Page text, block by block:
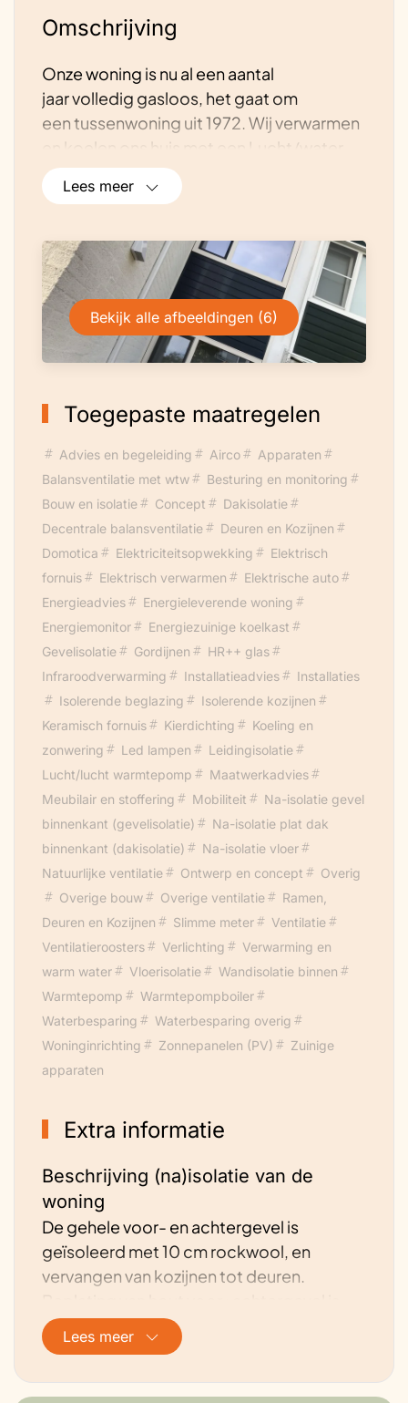
Omschrijving
Onze woning is nu al een aantal
jaar volledig gasloos, het gaat om
een tussenwoning uit 1972. Wij verwarmen
en koelen ons huis met een Lucht/water
warmtepomp zonder buffervat
en/ofvloerverwarming, het gaat gewoon
(hebben ook een Lucht/Lucht
warmtepomp) en rijden tevens 100%
elektrisch met een Skoda en een Tesla.
Zelf werk ik als (zelfstandig) allround
duurzame adviseur, gespecialiseerd in
bestaande bouw. Indien geinteresseerd
zonnepanelen.
Onderstaand een aantal dingen die zijn
toegepast om dit te bereiken:
Voor & achtergevel volledig vervangen.
Slimme luchtkwaliteitsmeter (co2, VoC,
Berging nageïsoleerd en bij het huis
betrokken.
Kozijnen en glas vervangen
voor hoogwaardige kunstof kozijnen.
Decentrale WTW ventilatie systemen.
4700wattpiek aan zonnepanelen.
Lucht/water warmtepomp (Monoblock)
Lucht/lucht warmtepomp.
Laadstation elektrische auto 3-fase.
Keramische (elektrische) kookplaat.
LED Verlichting (slim)
Waterbesparende neveldouche.
Warmtepomp-boiler voor al het warme
Vloerisolatie met een dampopen schuim.
Lees meer
Bekijk alle afbeeldingen (6)
Toegepaste maatregelen
Advies en begeleiding Airco
Apparaten
Balansventilatie met wtw
Besturing en monitoring
Bouw en isolatie
Concept
Dakisolatie
Decentrale balansventilatie
Deuren en Kozijnen
Domotica
Elektriciteitsopwekking
Elektrisch
fornuis
Elektrisch verwarmen
Elektrische auto
Energieadvies
Energieleverende woning
Energiemonitor
Energiezuinige koelkast
Gevelisolatie
Gordijnen
HR++ glas
Infraroodverwarming
Installatieadvies
Installaties
Isolerende beglazing
Isolerende kozijnen
Keramisch fornuis
Kierdichting
Koeling en
zonwering
Led lampen
Leidingisolatie
Lucht/lucht warmtepomp
Maatwerkadvies
Meubilair en stoffering
Mobiliteit
Na-isolatie gevel
binnenkant (gevelisolatie)
Na-isolatie plat dak
binnenkant (dakisolatie)
Na-isolatie vloer
Natuurlijke ventilatie
Ontwerp en concept
Overig
Overige bouw
Overige ventilatie
Ramen,
Deuren en Kozijnen
Slimme meter
Ventilatie
Ventilatieroosters
Verlichting
Verwarming en
warm water
Vloerisolatie
Wandisolatie binnen
Warmtepomp
Warmtepompboiler
Waterbesparing
Waterbesparing overig
Woninginrichting
Zonnepanelen (PV)
Zuinige
apparaten
Extra informatie
Beschrijving (na)isolatie van de
woning
De gehele voor- en achtergevel is
geïsoleerd met 10 cm rockwool, en
vervangen van kozijnen tot deuren.
vervangen voor Keralit (kunstof).
Lees meer